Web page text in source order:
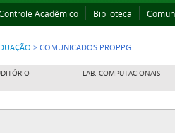
Acadêmico Biblioteca
> COMUNICADOS PROPPG
LAB. COMPUTACIONAIS